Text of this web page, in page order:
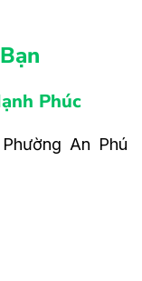
Phúc
An Phú